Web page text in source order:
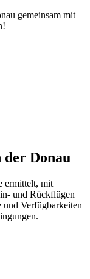
gemeinsam mit
der Donau
ermittelt, mit
und Rückflügen
und Verfügbarkeiten